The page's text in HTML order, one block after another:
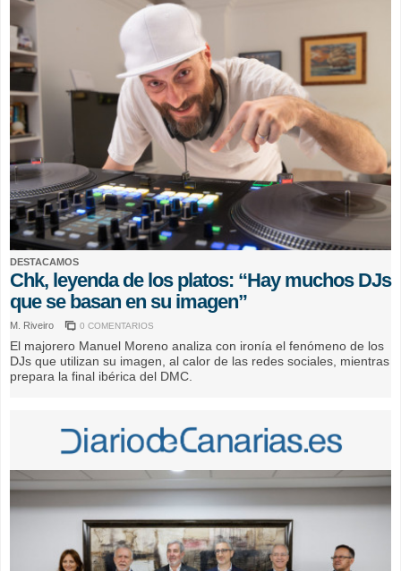
DESTACAMOS
Chk, leyenda de los platos: “Hay muchos DJs
que se basan en su imagen”
M. Riveiro 0 COMENTARIOS
El majorero Manuel Moreno analiza con ironía el fenómeno de los
DJs que utilizan su imagen, al calor de las redes sociales, mientras
prepara la final ibérica del DMC.